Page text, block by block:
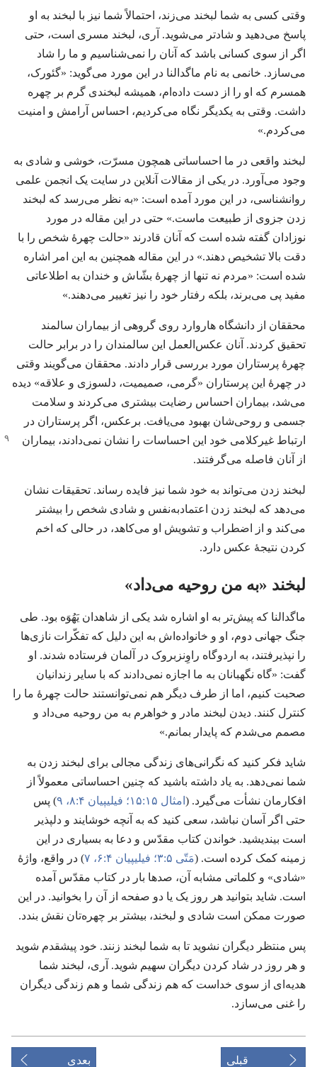
وقتی کسی به شما لبخند می‌زند،‏ احتمالاً شما نیز با لبخند به او
پاسخ می‌دهید و شادتر می‌شوید.‏ آری،‏ لبخند مسری است،‏ حتی
اگر از سوی کسانی باشد که آنان را نمی‌شناسیم و ما را شاد
می‌سازد.‏ خانمی به نام ماگدالنا در این مورد می‌گوید:‏ «گئورک،‏
همسرم که او را از دست داده‌ام،‏ همیشه لبخندی گرم بر چهره
داشت.‏ وقتی به یکدیگر نگاه می‌کردیم،‏ احساس آرامش و امنیت
می‌کردم.‏»‏
لبخند واقعی در ما احساساتی همچون مسرّت،‏ خوشی و شادی به
وجود می‌آورد.‏ در یکی از مقالات آنلاین در سایت یک انجمن علمی
روانشناسی،‏ در این مورد آمده است:‏ «به نظر می‌رسد که لبخند
زدن جزوی از طبیعت ماست.‏» حتی در این مقاله در مورد
نوزادان گفته شده است که آنان قادرند «حالت چهرهٔ شخص را با
دقت بالا تشخیص دهند.‏» در این مقاله همچنین به این امر اشاره
شده است:‏ «مردم نه تنها از چهرهٔ بشّاش و خندان به اطلاعاتی
مفید پی می‌برند،‏ بلکه رفتار خود را نیز تغییر می‌دهند.‏»‏
محققان از دانشگاه هاروارد روی گروهی از بیماران سالمند
تحقیق کردند.‏ آنان عکس‌العمل این سالمندان را در برابر حالت
چهرهٔ پرستاران مورد بررسی قرار دادند.‏ محققان می‌گویند وقتی
در چهرهٔ این پرستاران «گرمی،‏ صمیمیت،‏ دلسوزی و علاقه» دیده
می‌شد،‏ بیماران احساس رضایت بیشتری می‌کردند و سلامت
جسمی و روحی‌شان بهبود می‌یافت.‏ برعکس،‏ اگر پرستاران در
ارتباط غیرکلامی خود این احساسات را نشان نمی‌دادند،‏ بیماران
از آنان فاصله می‌گرفتند.‏
لبخند زدن می‌تواند به خود شما نیز فایده رساند.‏ تحقیقات نشان
می‌دهد که لبخند زدن اعتمادبه‌نفس و شادی شخص را بیشتر
می‌کند و از اضطراب و تشویش او می‌کاهد،‏ در حالی که اخم
کردن نتیجهٔ عکس دارد.‏
لبخند «به من روحیه می‌داد»‏
ماگدالنا که پیش‌تر به او اشاره شد یکی از شاهدان یَهُوَه بود.‏ طی
جنگ جهانی دوم،‏ او و خانواده‌اش به این دلیل که تفکّرات نازی‌ها
را نپذیرفتند،‏ به اردوگاه راوِنزبروک در آلمان فرستاده شدند.‏ او
گفت:‏ «گاه نگهبانان به ما اجازه نمی‌دادند که با سایر زندانیان
صحبت کنیم،‏ اما از طرف دیگر هم نمی‌توانستند حالت چهرهٔ ما را
کنترل کنند.‏ دیدن لبخند مادر و خواهرم به من روحیه می‌داد و
مصمم می‌شدم که پایدار بمانم.‏»‏
شاید فکر کنید که نگرانی‌های زندگی مجالی برای لبخند زدن به
شما نمی‌دهد.‏ به یاد داشته باشید که چنین احساساتی معمولاً از
افکارمان نشأت می‌گیرد.‏ (‏ امثال ۱۵:‏۱۵؛‏ فیلیپیان ۴:‏۸،‏ ۹
‏)‏ پس
حتی اگر آسان نباشد،‏ سعی کنید که به آنچه خوشایند و دلپذیر
است بیندیشید.‏ خواندن کتاب مقدّس و دعا به بسیاری در این
زمینه کمک کرده است.‏ (‏مَتّی ۵:‏۳؛‏ فیلیپیان ۴:‏۶،‏ ۷
‏)‏ در واقع،‏ واژهٔ
«شادی» و کلماتی مشابه آن،‏ صدها بار در کتاب مقدّس آمده
است.‏ شاید بتوانید هر روز یک یا دو صفحه از آن را بخوانید.‏ در این
صورت ممکن است شادی و لبخند،‏ بیشتر بر چهره‌تان نقش بندد.‏
پس منتظر دیگران نشوید تا به شما لبخند زنند.‏ خود پیشقدم شوید
و هر روز در شاد کردن دیگران سهیم شوید.‏ آری،‏ لبخند شما
هدیه‌ای از سوی خداست که هم زندگی شما و هم زندگی دیگران
را غنی می‌سازد.‏
قبلی بعدی